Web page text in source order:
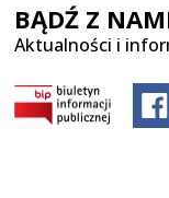
BĄDŹ Z
Aktualności i